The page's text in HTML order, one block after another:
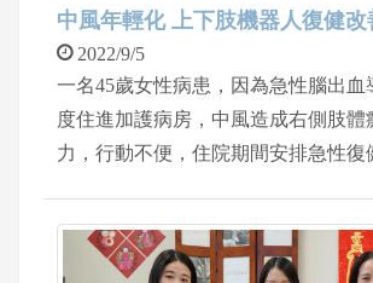
堂權表示，一名48歲婦女，覺得聽力
通時常常需要對方拉大音量或再次複
年紀大的退化現象並不以為意，藉由
醫療，透過5G傳輸即時數位醫療資訊
藏性的珍珠瘤。如果珍珠瘤越來越大
出前期的珍珠瘤病灶，藉由耳鼻喉
中風年輕化 上下肢機器人復健改
2022/9/5
一名45歲女性病患，因為急性腦出血
度住進加護病房，中風造成右側肢體
力，行動不便，住院期間安排急性復
穿戴式動力機器人復健訓練」，輔助
能，經過約1 個月後的訓練，右側手